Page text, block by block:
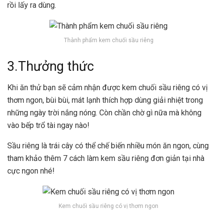
rồi lấy ra dùng.
Thành phẩm kem chuối sầu riêng
3.Thưởng thức
Khi ăn thử bạn sẽ cảm nhận được kem chuối sầu riêng có vị
thơm ngon, bùi bùi, mát lạnh thích hợp dùng giải nhiệt trong
những ngày trời nắng nóng. Còn chần chờ gì nữa mà không
vào bếp trổ tài ngay nào!
Sầu riêng là trái cây có thể chế biến nhiều món ăn ngon, cùng
tham khảo thêm 7 cách làm kem sầu riêng đơn giản tại nhà
cực ngon nhé!
Kem chuối sầu riêng có vị thơm ngon